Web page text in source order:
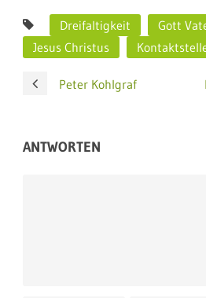
Dreifaltigkeit Gott
Jesus Christus
Peter Kohlgraf
ANTWORTEN